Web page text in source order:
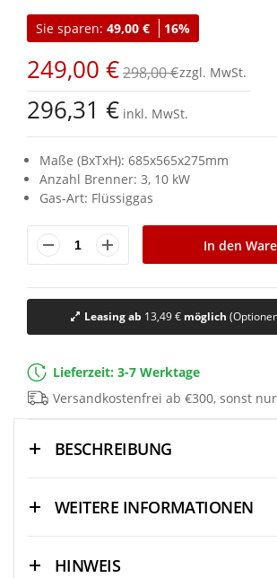
Anfang
der
springen
Sie sparen: 49,00 € 16%
249,00 €298,00 €
296,31 € inkl. MwSt.
Maße (BxTxH): 685x565x275mm
Anzahl Brenner: 3, 10 kW
Gas-Art: Flüssiggas
In den
Leasing ab 13,49 € möglich
Lieferzeit: 3-7 Werktage
Versandkostenfrei ab €300, sonst
BESCHREIBUNG
WEITERE INFORMATIONEN
HINWEIS